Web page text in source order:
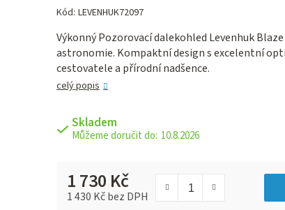
hodnocení
je
0,0
z 5
hvězdiček.
Kód: LEVENHUK72097
Výkonný Pozorovací dalekohled Levenhuk
astronomie. Kompaktní design s excelentní
cestovatele a přírodní nadšence.
celý popis
Skladem
10.8.2026
1 730 Kč
1 430 Kč bez DPH